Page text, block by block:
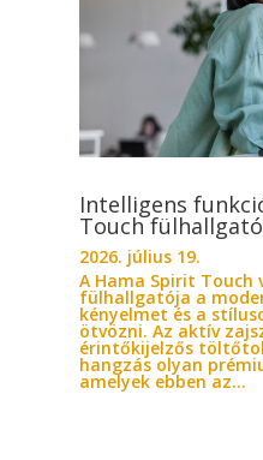
Intelligens
Touch
2026. július 19.
A Hama Spirit Touch
fülhallgatója a
kényelmet és a
ötvözni. Az aktív
érintőkijelzős
hangzás olyan
amelyek ebben az...